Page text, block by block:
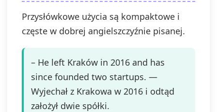
Przysłówkowe użycia są kompaktowe i
częste w dobrej angielszczyźnie pisanej.
– He left Kraków in 2016 and has
since founded two startups. —
Wyjechał z Krakowa w 2016 i odtąd
założył dwie spółki.